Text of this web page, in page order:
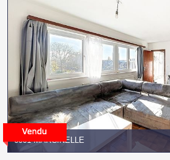
6001 MARCINELLE